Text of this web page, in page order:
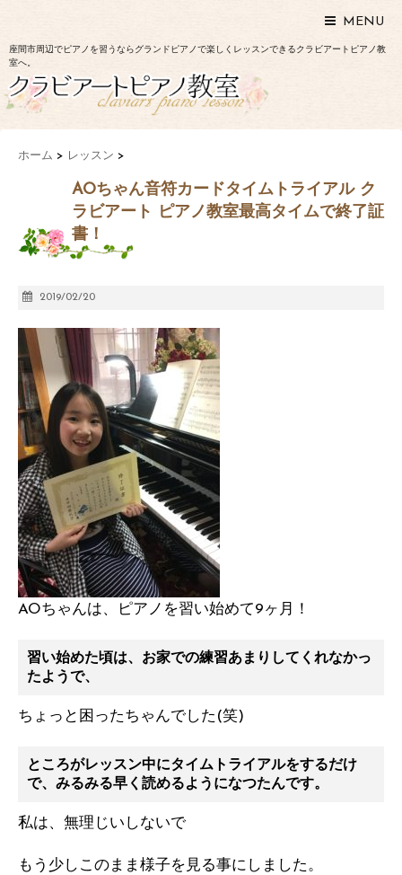
MENU
座間市周辺でピアノを習うならグランドピアノで楽しくレッスンできるクラビアートピアノ教
室へ。
ホーム > レッスン >
AOちゃん音符カードタイムトライアル ク
ラビアート ピアノ教室最高タイムで終了証
書！
2019/02/20
AOちゃんは、ピアノを習い始めて9ヶ月！
習い始めた頃は、お家での練習あまりしてくれなかっ
たようで、
ちょっと困ったちゃんでした(笑)
ところがレッスン中にタイムトライアルをするだけ
で、みるみる早く読めるようになつたんです。
私は、無理じいしないで
もう少しこのまま様子を見る事にしました。